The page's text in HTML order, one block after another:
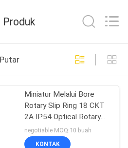
Putar
39
Produk
Miniatur Melalui Bore
Rotary Slip Ring 18 CKT
2A IP54 Optical Rotary
Joint
negotiable MOQ:10 buah
KONTAK